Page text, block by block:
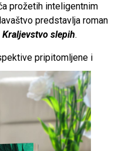
prožetih inteligentnim
predstavlja roman
Kraljevstvo slepih.
pripitomljene i